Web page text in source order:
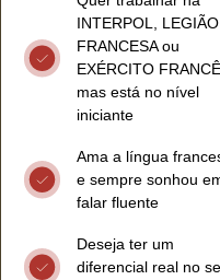
INTERPOL, LEGIÃO
FRANCESA ou
EXÉRCITO
mas está no nível
iniciante
Ama a língua
e sempre sonhou
falar fluente
Deseja ter um
diferencial real no